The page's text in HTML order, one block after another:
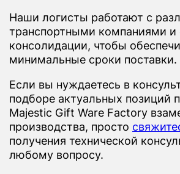
Наши логисты работают с
транспортными компаниями и
консолидации, чтобы
минимальные сроки поставки.
Если вы нуждаетесь в
подборе актуальных позиций
Majestic Gift Ware Factory
производства, просто
получения технической
любому вопросу.